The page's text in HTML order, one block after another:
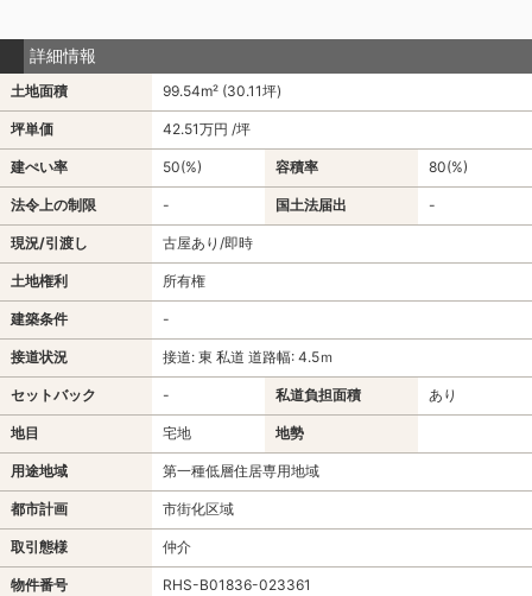
詳細情報
土地面積 99.54m² (30.11坪)
坪単価 42.51万円 /坪
建ぺい率 50(%) 容積率 80(%)
法令上の制限 - 国土法届出 -
現況/引渡し 古屋あり/即時
土地権利 所有権
建築条件 -
接道状況 接道: 東 私道 道路幅: 4.5ｍ
セットバック - 私道負担面積 あり
地目 宅地 地勢
用途地域 第一種低層住居専用地域
都市計画 市街化区域
取引態様 仲介
物件番号 RHS-B01836-023361